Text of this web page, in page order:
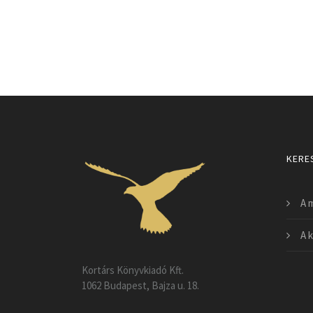
Kortárs Könyvkiadó Kft.
1062 Budapest, Bajza u. 18.
A
A